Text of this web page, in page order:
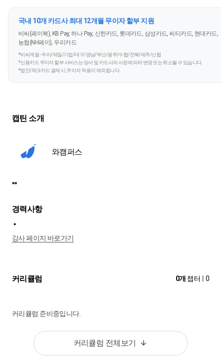
국내 10개 카드사 최대 12개월 무이자 할부 지원
비씨(페이북), KB Pay, 하나 Pay, 신한카드, 롯데카드, 삼성카드, 씨티카드, 현대카드,
농협(NH페이), 우리카드
*비씨계열 - 우리/제일/기업/대구/경남/부산/광주/수협/전북/제주/신협
*신용카드 무이자 할부 서비스는 당사 및 카드사의 사정에 따라 변경 또는 취소될 수 있습니다.
*법인/체크카드 결제 시, 무이자 적용이 제외됩니다.
캡틴 소개
와캠퍼스
""
경력사항
강사 페이지 바로가기
커리큘럼 0개 챕터 0
커리큘럼 준비중입니다.
커리큘럼 전체보기